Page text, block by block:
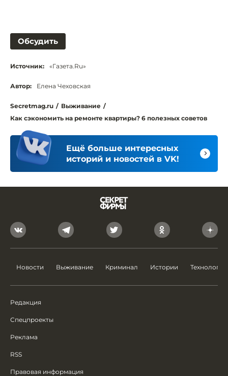
Обсудить
Источник: «Газета.Ru»
Автор: Елена Чеховская
Secretmag.ru / Выживание /
Как сэкономить на ремонте квартиры? 6 полезных советов
Ещё больше интересных
историй и новостей в VK!
Новости Выживание Криминал Истории Технологии
Редакция
Спецпроекты
Реклама
RSS
Правовая информация